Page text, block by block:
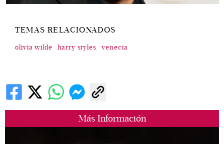
Más Información
TEMAS RELACIONADOS
olivia wilde harry styles venecia